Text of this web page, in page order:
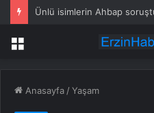
Menü
Anasayfa /Yaşam